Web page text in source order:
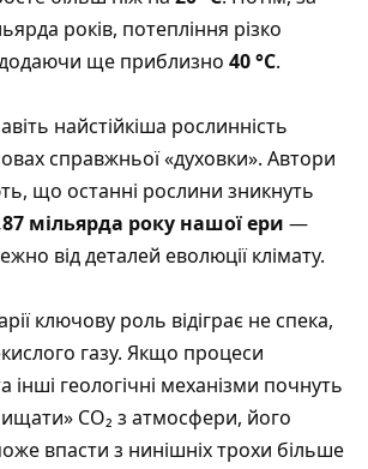
років, потепління різко
ще приблизно 40 °C.
найстійкіша рослинність
справжньої «духовки». Автори
що останні рослини зникнуть
мільярда року нашої ери —
від деталей еволюції клімату.
ключову роль відіграє не спека,
газу. Якщо процеси
інші геологічні механізми почнуть
CO₂ з атмосфери, його
впасти з нинішніх трохи більше